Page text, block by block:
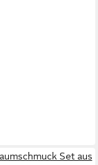
Set aus